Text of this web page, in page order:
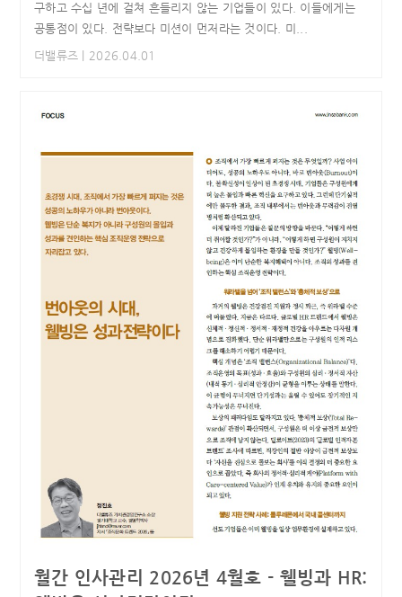
구하고 수십 년에 걸쳐 흔들리지 않는 기업들이 있다. 이들에게는
공통점이 있다. 전략보다 미션이 먼저라는 것이다. 미...
더밸류즈 | 2026.04.01
월간 인사관리 2026년 4월호 - 웰빙과 HR: